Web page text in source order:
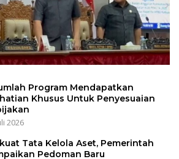
Program Mendapatkan
Khusus Untuk Penyesuaian
2026
Tata Kelola Aset, Pemerintah
Pedoman Baru